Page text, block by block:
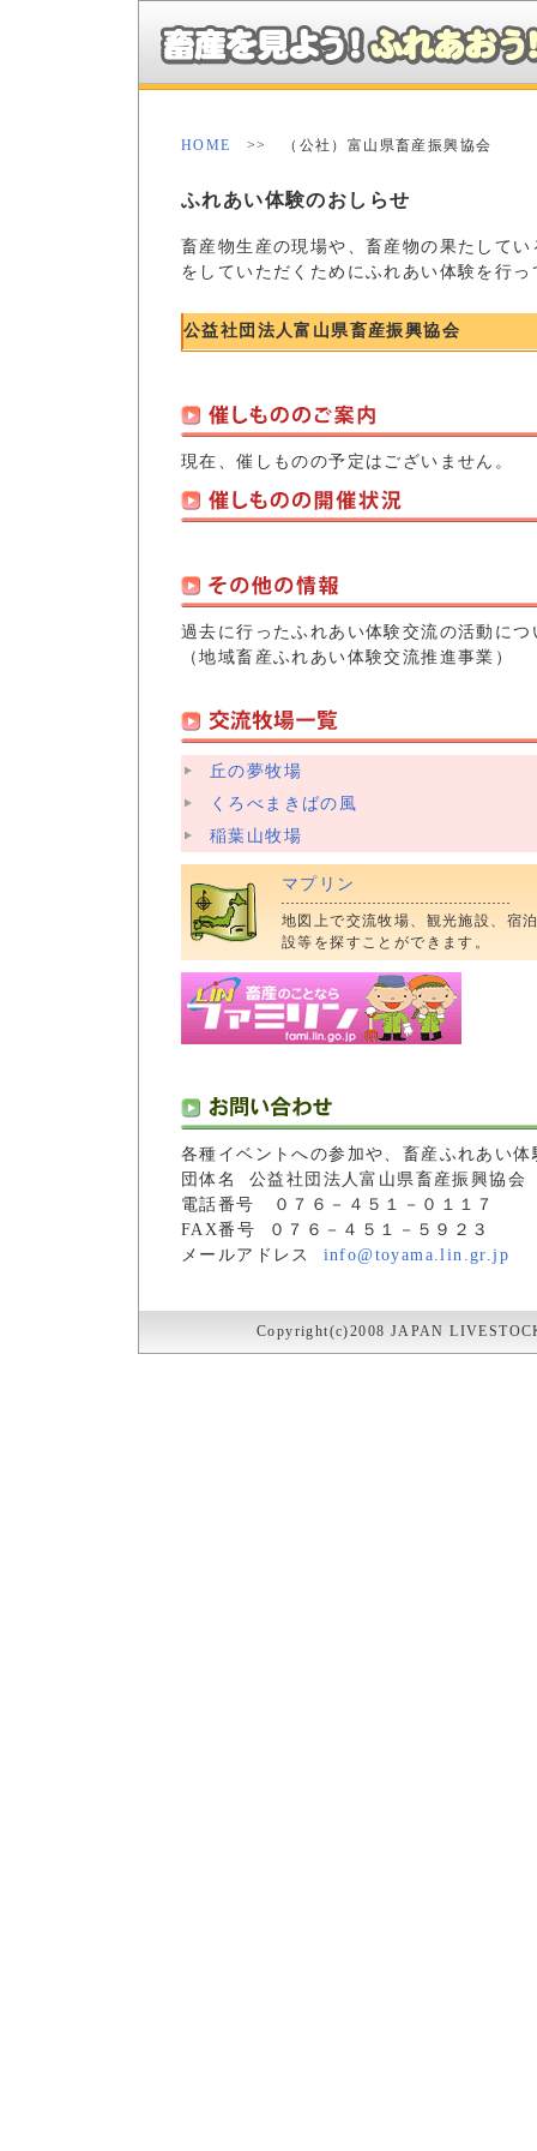
HOME >> （公社）富山県畜産振興協会
ふれあい体験のおしらせ
畜産物生産の現場や、畜産物の果たして
をしていただくためにふれあい体験を行っ
公益社団法人富山県畜産振興協会
現在、催しものの予定はございません。
過去に行ったふれあい体験交流の活動につ
（地域畜産ふれあい体験交流推進事業）
丘の夢牧場
くろべまきばの風
稲葉山牧場
マプリン
地図上で交流牧場、観光施設、宿
設等を探すことができます。
各種イベントへの参加や、畜産ふれあい
団体名 公益社団法人富山県畜産振興協会
電話番号 ０７６－４５１－０１１７
FAX番号 ０７６－４５１－５９２３
メールアドレス info@toyama.lin.gr.jp
Copyright(c)2008 JAPAN